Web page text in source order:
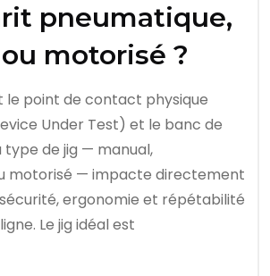
pneumatique,
motorisé ?
le point de contact physique
Under Test) et le banc de
type de jig — manual,
motorisé — impacte directement
ergonomie et répétabilité
Le jig idéal est